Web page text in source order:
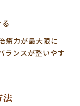
癒力が最大限に
ランスが整いやす
法